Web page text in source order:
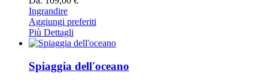
Ingrandire
Aggiungi preferiti
Più Dettagli
Spiaggia dell'oceano